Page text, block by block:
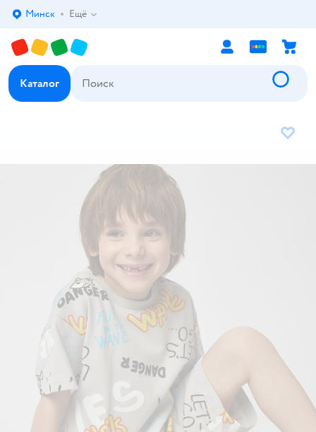
Выбор адреса доставки.
Минск Ещё
Каталог
В